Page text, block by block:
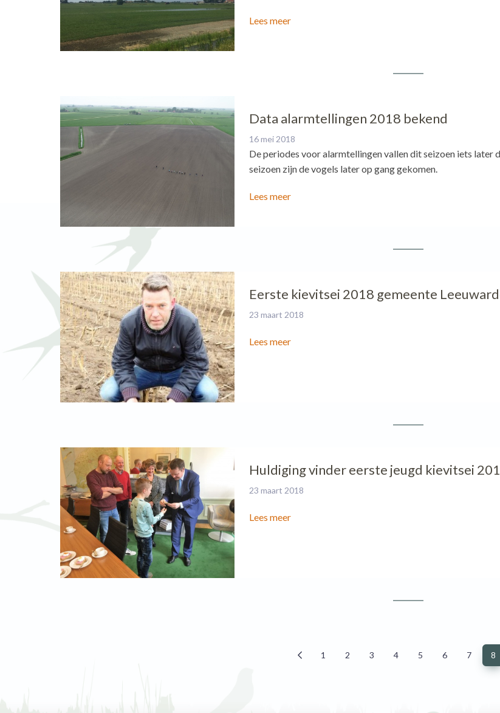
Lees meer
Data alarmtellingen 2018 bekend
16 mei 2018
De periodes voor alarmtellingen vallen dit seizoen iets later
seizoen zijn de vogels later op gang gekomen.
Lees meer
Eerste kievitsei 2018 gemeente
23 maart 2018
Lees meer
Huldiging vinder eerste jeugd kievitsei
23 maart 2018
Lees meer
1 2 3 4 5 6 7 8